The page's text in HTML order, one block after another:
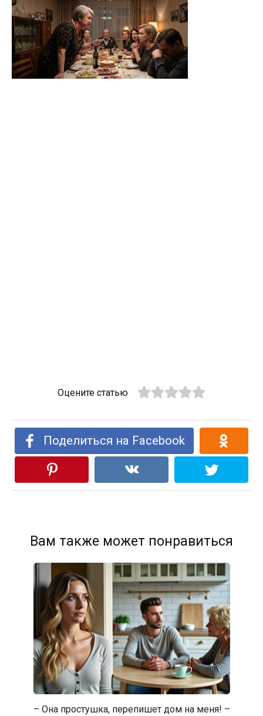
Оцените статью
Поделиться на Facebook
Вам также может понравиться
– Она простушка, перепишет дом на меня! –